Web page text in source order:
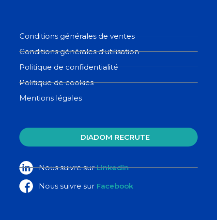
Conditions générales de ventes
Conditions générales d'utilisation
Politique de confidentialité
Politique de cookies
Mentions légales
DIADOM RECRUTE
Nous suivre surLinkedin
Nous suivre sur Facebook